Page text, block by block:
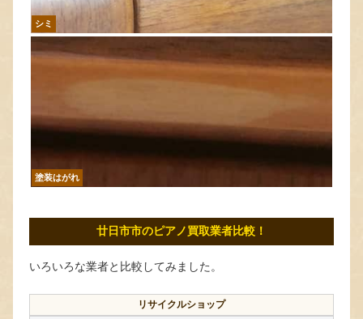
シミ
塗装はがれ
廿日市市のピアノ買取業者比較！
いろいろな業者と比較してみました。
リサイクルショップ